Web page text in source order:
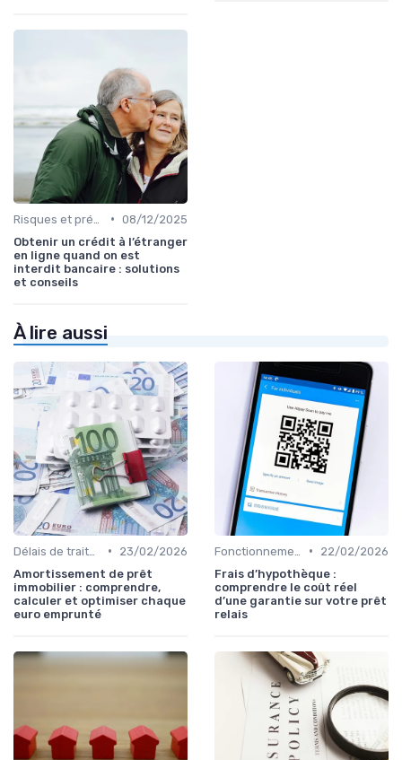
• 08/12/2025
Obtenir un crédit à l’étranger
en ligne quand on est
interdit bancaire : solutions
et conseils
À lire aussi
•
23/02/2026
Amortissement de prêt
immobilier : comprendre,
calculer et optimiser chaque
euro emprunté
•
22/02/2026
Frais d’hypothèque :
comprendre le coût réel
d’une garantie sur votre prêt
relais